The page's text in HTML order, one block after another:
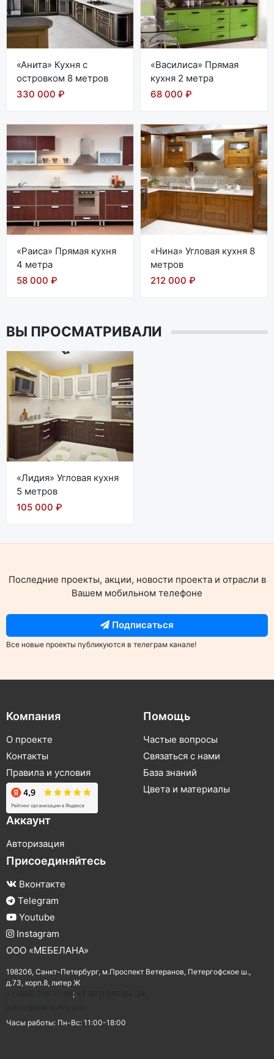
«Анита» Кухня с
островком 8 метров
330 000 ₽
«Василиса» Прямая
кухня 2 метра
68 000 ₽
«Раиса» Прямая кухня
4 метра
58 000 ₽
«Нина» Угловая кухня 8
метров
212 000 ₽
ВЫ ПРОСМАТРИВАЛИ
«Лидия» Угловая кухня
5 метров
105 000 ₽
Последние проекты, акции, новости проекта и отрасли в
Вашем мобильном телефоне
Подписаться
Все новые проекты публикуются в телеграм канале!
Компания
О проекте
Контакты
Правила и условия
Помощь
Частые вопросы
Связаться с нами
База знаний
Цвета и материалы
Аккаунт
Авторизация
Присоединяйтесь
Вконтакте
Telegram
Youtube
Instagram
ООО «МЕБЕЛАНА»
198206, Санкт-Петербург, м.Проспект Ветеранов, Петергофское ш.,
д.73, корп.8, литер Ж
;
Часы работы: Пн-Вс: 11:00-18:00